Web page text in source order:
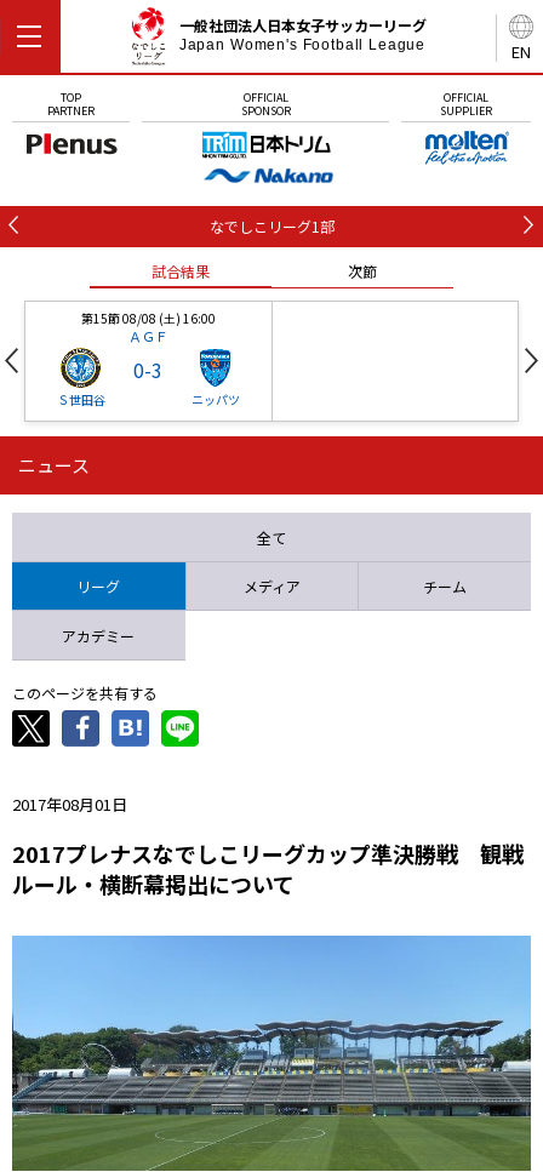
EN
一般社団法人日本女子サッカーリーグ
Japan Women's Football League
TOP
PARTNER
OFFICIAL
SPONSOR
OFFICIAL
SUPPLIER
なでしこリーグ1部
試合結果 次節
第15節 08/08 (土) 16:00
ＡＧＦ
Ｓ世田谷
0-3
ニッパツ
第16節 09/05 (土) 15:00
ニッパツ 石人の星
ニュース
全て
リーグ メディア チーム
アカデミー
このページを共有する
2017年08月01日
2017プレナスなでしこリーグカップ準決勝戦 観戦
ルール・横断幕掲出について